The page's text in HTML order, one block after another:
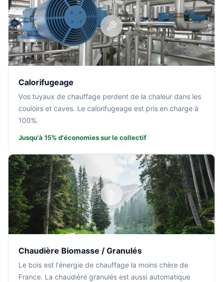
Calorifugeage
Vos tuyaux de chauffage perdent de la chaleur dans les
couloirs et caves. Le calorifugeage est pris en charge à
100%.
Jusqu'à 15% d'économies sur le collectif
Chaudière Biomasse / Granulés
Le bois est l'énergie de chauffage la moins chère de
France. La chaudière granulés est aussi automatique